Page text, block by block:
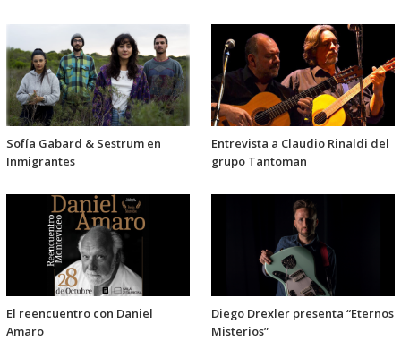
Sofía Gabard & Sestrum en
Inmigrantes
Entrevista a Claudio Rinaldi del
grupo Tantoman
El reencuentro con Daniel
Amaro
Diego Drexler presenta “Eternos
Misterios”